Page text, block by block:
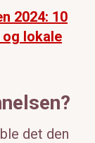
2024: 10
lokale
det den